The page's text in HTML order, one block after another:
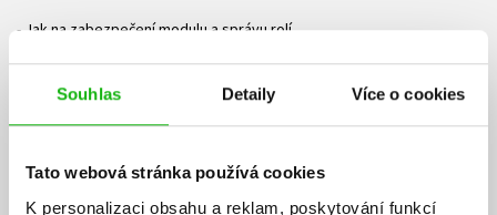
Souhlas Detaily Více o cookies
Tato webová stránka používá cookies
K personalizaci obsahu a reklam, poskytování funkcí
- Jak na zabezpečení modulu a správu rolí
Všechny zdrojové kódy s českými komentáři si mohou čtenáři
stáhnout na adrese http://knihy.cpress.cz/k1911 pod odkazem
Autoři jsou profesionálními vývojáři pro Drupal, kteří se podílejí